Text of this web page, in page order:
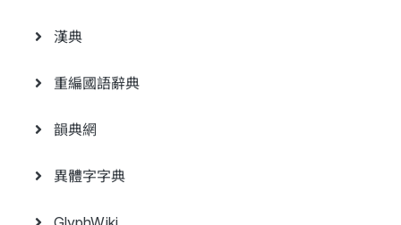
漢典
重編國語辭典
韻典網
異體字字典